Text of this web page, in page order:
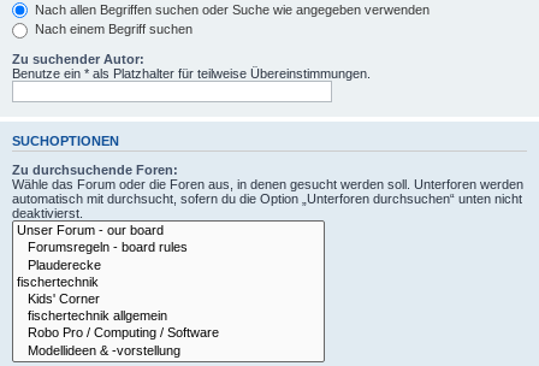
Nach allen Begriffen suchen oder Suche wie angegeben verwenden
Nach einem Begriff suchen
Zu suchender Autor:
Benutze ein * als Platzhalter für teilweise Übereinstimmungen.
SUCHOPTIONEN
Zu durchsuchende Foren:
Wähle das Forum oder die Foren aus, in denen gesucht werden soll. Unterforen werden
automatisch mit durchsucht, sofern du die Option „Unterforen durchsuchen“ unten nicht
deaktivierst.